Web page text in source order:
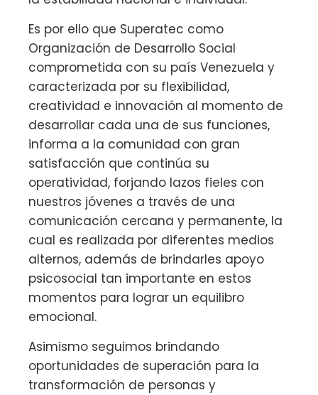
Es por ello que Superatec como
Organización de Desarrollo Social
comprometida con su país Venezuela y
caracterizada por su flexibilidad,
creatividad e innovación al momento de
desarrollar cada una de sus funciones,
informa a la comunidad con gran
satisfacción que continúa su
operatividad, forjando lazos fieles con
nuestros jóvenes a través de una
comunicación cercana y permanente, la
cual es realizada por diferentes medios
alternos, además de brindarles apoyo
psicosocial tan importante en estos
momentos para lograr un equilibro
emocional.
Asimismo seguimos brindando
oportunidades de superación para la
transformación de personas y